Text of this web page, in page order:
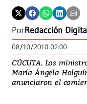
PorRedacción
08/10/2010 02:00
CÚCUTA. Los
María Ángela
anunciaron el